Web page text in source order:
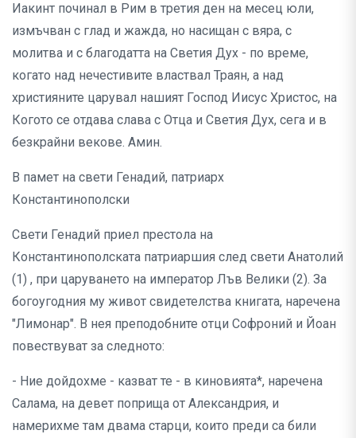
Иакинт починал в Рим в третия ден на месец юли,
измъчван с глад и жажда, но насищан с вяра, с
молитва и с благодатта на Светия Дух - по време,
когато над нечестивите властвал Траян, а над
християните царувал нашият Господ Иисус Христос, на
Когото се отдава слава с Отца и Светия Дух, сега и в
безкрайни векове. Амин.
В памет на свети Генадий, патриарх
Константинополски
Свети Генадий приел престола на
Константинополската патриаршия след свети Анатолий
(1) , при царуването на император Лъв Велики (2). За
богоугодния му живот свидетелства книгата, наречена
"Лимонар". В нея преподобните отци Софроний и Йоан
повествуват за следното:
- Ние дойдохме - казват те - в киновията*, наречена
Салама, на девет поприща от Александрия, и
намерихме там двама старци, които преди са били